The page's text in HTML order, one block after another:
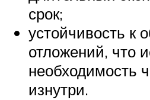
срок;
устойчивость к
отложений, что
необходимость
изнутри.